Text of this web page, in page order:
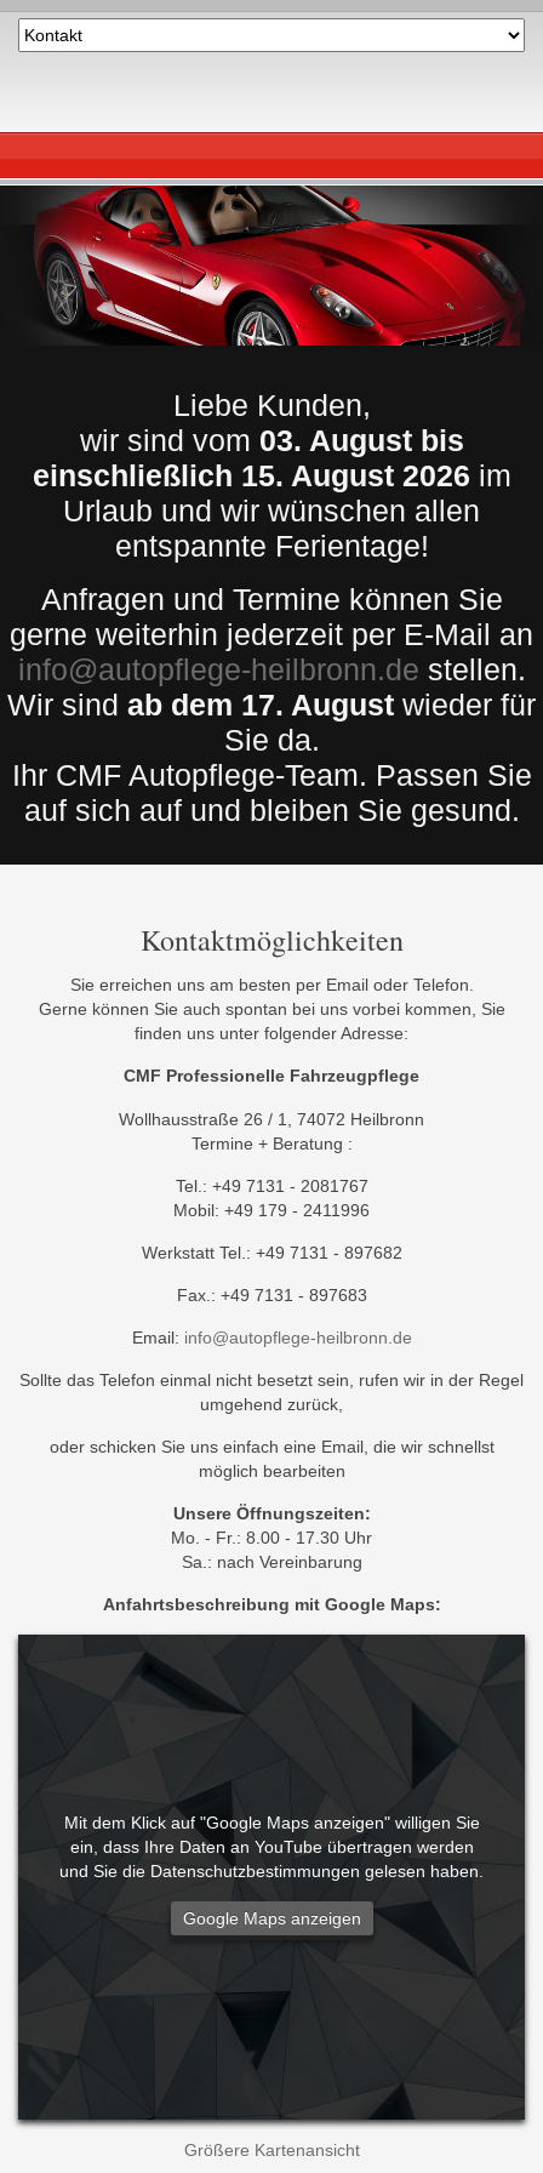
Liebe Kunden,
wir sind vom 03. August bis
einschließlich 15. August 2026 im
Urlaub und wir wünschen allen
entspannte Ferientage!
Anfragen und Termine können Sie
gerne weiterhin jederzeit per E-Mail an
info@autopflege-heilbronn.de stellen.
Wir sind ab dem 17. August wieder für
Sie da.
Ihr CMF Autopflege-Team. Passen Sie
auf sich auf und bleiben Sie gesund.
Kontaktmöglichkeiten
Sie erreichen uns am besten per Email oder Telefon.
Gerne können Sie auch spontan bei uns vorbei kommen, Sie
finden uns unter folgender Adresse:
CMF Professionelle Fahrzeugpflege
Wollhausstraße 26 / 1, 74072 Heilbronn
Termine + Beratung :
Tel.: +49 7131 - 2081767
Mobil: +49 179 - 2411996
Werkstatt Tel.: +49 7131 - 897682
Fax.: +49 7131 - 897683
Email: info@autopflege-heilbronn.de
Sollte das Telefon einmal nicht besetzt sein, rufen wir in der Regel
umgehend zurück,
oder schicken Sie uns einfach eine Email, die wir schnellst
möglich bearbeiten
Unsere Öffnungszeiten:
Mo. - Fr.: 8.00 - 17.30 Uhr
Sa.: nach Vereinbarung
Anfahrtsbeschreibung mit Google Maps:
Mit dem Klick auf "Google Maps anzeigen" willigen Sie
ein, dass Ihre Daten an YouTube übertragen werden
und Sie die Datenschutzbestimmungen gelesen haben.
Größere Kartenansicht